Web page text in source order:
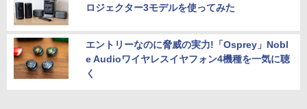
ロジェクター3モデルを使ってみた
エントリーなのに脅威の実力!「Osprey」Nobl
e Audioワイヤレスイヤフォン4機種を一気に聴
く